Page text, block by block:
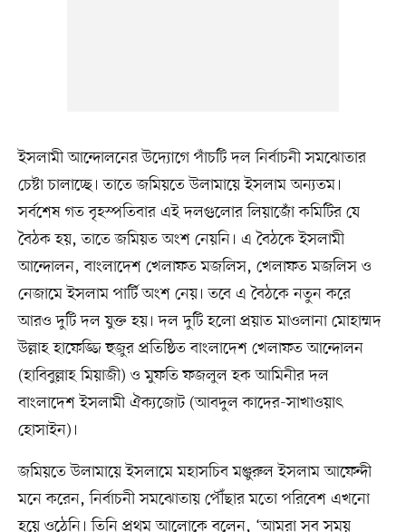
ইসলামী আন্দোলনের উদ্যোগে পাঁচটি দল নির্বাচনী সমঝোতার
চেষ্টা চালাচ্ছে। তাতে জমিয়তে উলামায়ে ইসলাম অন্যতম।
সর্বশেষ গত বৃহস্পতিবার এই দলগুলোর লিয়াজোঁ কমিটির যে
বৈঠক হয়, তাতে জমিয়ত অংশ নেয়নি। এ বৈঠকে ইসলামী
আন্দোলন, বাংলাদেশ খেলাফত মজলিস, খেলাফত মজলিস ও
নেজামে ইসলাম পার্টি অংশ নেয়। তবে এ বৈঠকে নতুন করে
আরও দুটি দল যুক্ত হয়। দল দুটি হলো প্রয়াত মাওলানা মোহাম্মদ
উল্লাহ হাফেজ্জি হুজুর প্রতিষ্ঠিত বাংলাদেশ খেলাফত আন্দোলন
(হাবিবুল্লাহ মিয়াজী) ও মুফতি ফজলুল হক আমিনীর দল
বাংলাদেশ ইসলামী ঐক্যজোট (আবদুল কাদের-সাখাওয়াৎ
হোসাইন)।
জমিয়তে উলামায়ে ইসলামে মহাসচিব মঞ্জুরুল ইসলাম আফেন্দী
মনে করেন, নির্বাচনী সমঝোতায় পৌঁছার মতো পরিবেশ এখনো
হয়ে ওঠেনি। তিনি প্রথম আলোকে বলেন, ‘আমরা সব সময়